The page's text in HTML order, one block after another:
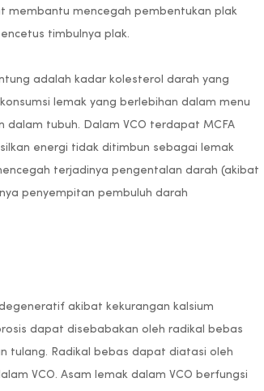
membantu mencegah pembentukan plak
timbulnya plak.
adalah kadar kolesterol darah yang
lemak yang berlebihan dalam menu
dalam tubuh. Dalam VCO terdapat MCFA
energi tidak ditimbun sebagai lemak
terjadinya pengentalan darah (akibat
penyempitan pembuluh darah
akibat kekurangan kalsium
dapat disebabakan oleh radikal bebas
tulang. Radikal bebas dapat diatasi oleh
VCO. Asam lemak dalam VCO berfungsi